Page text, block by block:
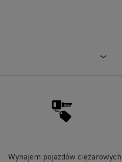
Wynajem pojazdów ciężarowych